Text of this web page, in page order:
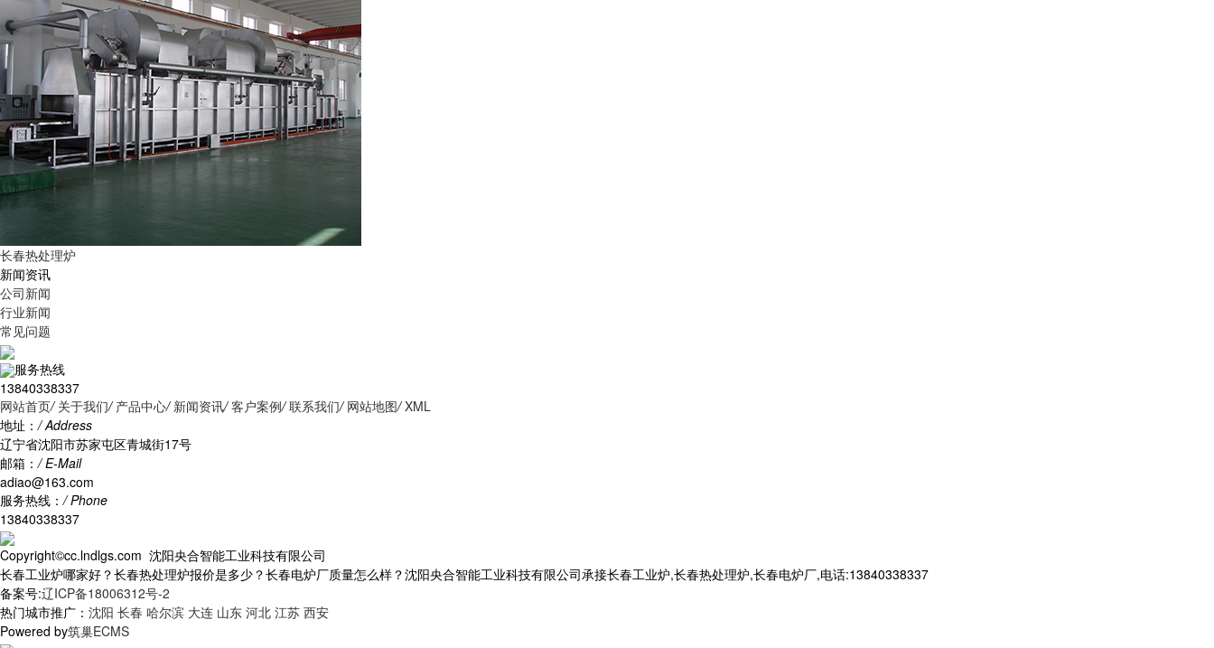
长春热处理炉
新闻资讯
公司新闻
行业新闻
常见问题
服务热线
13840338337
网站首页/ 关于我们/ 产品中心/ 新闻资讯/ 客户案例/ 联系我们/ 网站地图/ XML
地址：/ Address
辽宁省沈阳市苏家屯区青城街17号
邮箱：/ E-Mail
adiao@163.com
服务热线：/ Phone
13840338337
Copyright©cc.lndlgs.com 沈阳央合智能工业科技有限公司
长春工业炉哪家好？长春热处理炉报价是多少？长春电炉厂质量怎么样？沈阳央合智能工业科技有限公司承接长春工业炉,长春热处理炉,长春电炉厂,电话:13840338337
备案号:辽ICP备18006312号-2
热门城市推广： 沈阳 长春 哈尔滨 大连 山东 河北 江苏 西安
Powered by筑巢ECMS